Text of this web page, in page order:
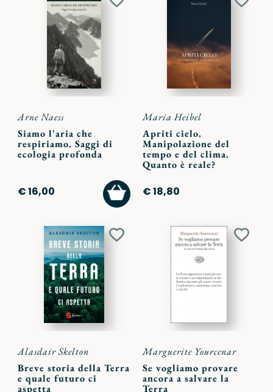
Aggiungi
Arne Naess
Siamo l'aria che
respiriamo. Saggi di
ecologia profonda
€ 16,00
AGGIUNGI
AL
CARRELLO
Maria Heibel
Apriti cielo.
Manipolazione del
tempo e del clima.
Quanto è reale?
€ 18,80
Aggiungi
Alasdair Skelton
Breve storia della Terra
e quale futuro ci
aspetta
Marguerite Yourcenar
Se vogliamo provare
ancora a salvare la
Terra